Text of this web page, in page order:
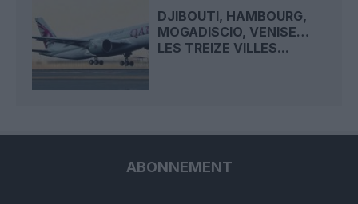
DJIBOUTI, HAMBOURG,
MOGADISCIO, VENISE…
LES TREIZE VILLES...
ABONNEMENT